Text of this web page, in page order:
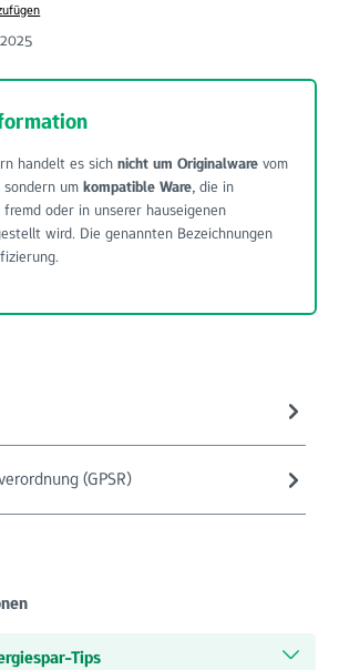
handelt es sich nicht um Originalware vom
um kompatible Ware, die in
oder in unserer hauseigenen
wird. Die genannten Bezeichnungen
(GPSR)
Tips